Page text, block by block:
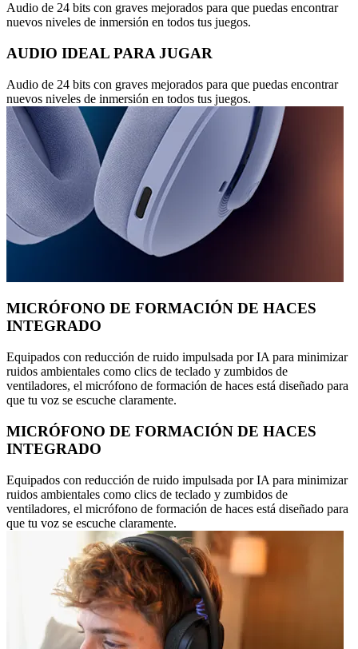
Audio de 24 bits con graves mejorados para que puedas encontrar
nuevos niveles de inmersión en todos tus juegos.
AUDIO IDEAL PARA JUGAR
Audio de 24 bits con graves mejorados para que puedas encontrar
nuevos niveles de inmersión en todos tus juegos.
MICRÓFONO DE FORMACIÓN DE HACES
INTEGRADO
Equipados con reducción de ruido impulsada por IA para minimizar
ruidos ambientales como clics de teclado y zumbidos de
ventiladores, el micrófono de formación de haces está diseñado para
que tu voz se escuche claramente.
MICRÓFONO DE FORMACIÓN DE HACES
INTEGRADO
Equipados con reducción de ruido impulsada por IA para minimizar
ruidos ambientales como clics de teclado y zumbidos de
ventiladores, el micrófono de formación de haces está diseñado para
que tu voz se escuche claramente.